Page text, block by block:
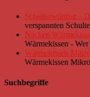
Schulterwärmer –
verspannten
Nacken
Wärmekissen -
Wärmekissen
Wärmekissen
Suchbegriffe